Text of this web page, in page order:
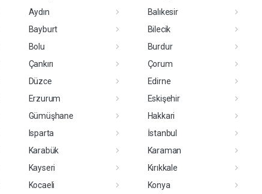
Aydın Balıkesir
Bayburt Bilecik
Bolu Burdur
Çankırı Çorum
Düzce Edirne
Erzurum Eskişehir
Gümüşhane Hakkari
Isparta İstanbul
Karabük Karaman
Kayseri Kırıkkale
Kocaeli Konya